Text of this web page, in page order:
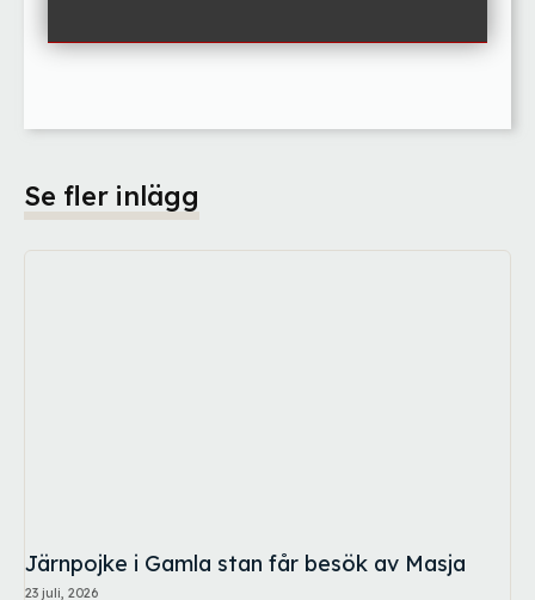
Se fler inlägg
Järnpojke i Gamla stan får besök av Masja
23 juli, 2026